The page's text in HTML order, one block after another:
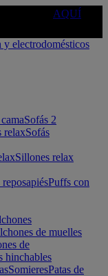
AQUÍ
Sofás 2
relaxSofás
Sillones relax
Puffs con
de muelles
de
hinchables
SomieresPatas de